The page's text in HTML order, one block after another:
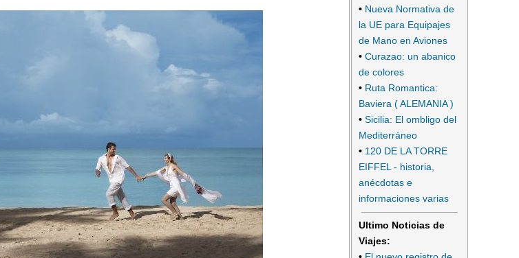
• Nueva Normativa de
la UE para Equipajes
de Mano en Aviones
• Curazao: un abanico
de colores
• Ruta Romantica:
Baviera ( ALEMANIA )
• Sicilia: El ombligo del
Mediterráneo
• 120 DE LA TORRE
EIFFEL - historia,
anécdotas e
informaciones varias
Ultimo Noticias de
Viajes: